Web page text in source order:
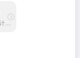
免费在线时间日期计算转换工具